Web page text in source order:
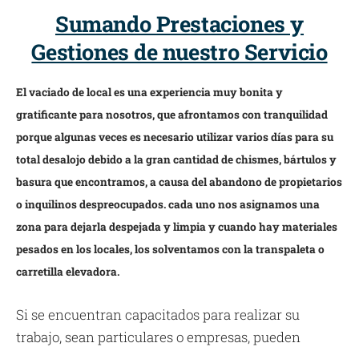
Sumando Prestaciones y
Gestiones de nuestro Servicio
El vaciado de local es una experiencia muy bonita y
gratificante para nosotros, que afrontamos con tranquilidad
porque algunas veces es necesario utilizar varios días para su
total desalojo debido a la gran cantidad de chismes, bártulos y
basura que encontramos, a causa del abandono de propietarios
o inquilinos despreocupados. cada uno nos asignamos una
zona para dejarla despejada y limpia y cuando hay materiales
pesados en los locales, los solventamos con la transpaleta o
carretilla elevadora.
Si se encuentran capacitados para realizar su
trabajo, sean particulares o empresas, pueden